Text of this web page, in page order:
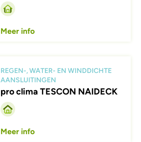
Meer info
REGEN-, WATER- EN WINDDICHTE
AANSLUITINGEN
pro clima TESCON NAIDECK
Meer info